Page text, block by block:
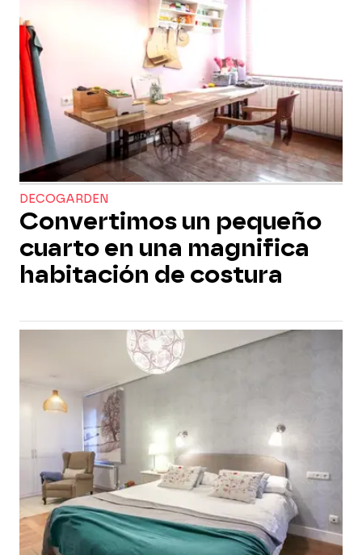
DECOGARDEN
Convertimos un pequeño
cuarto en una magnifica
habitación de costura